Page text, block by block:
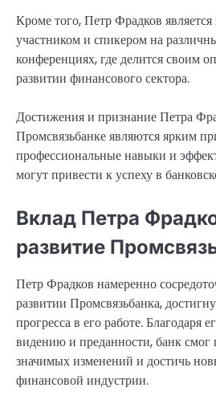
Кроме того, Петр Фрадков
участником и спикером на
конференциях, где делится своим
развитии финансового сектора.
Достижения и признание Петра
Промсвязьбанке являются ярким
профессиональные навыки и
могут привести к успеху в
Вклад Петра
развитие
Петр Фрадков намеренно
развитии Промсвязьбанка,
прогресса в его работе. Благодаря
видению и преданности, банк смог
значимых изменений и достичь
финансовой индустрии.